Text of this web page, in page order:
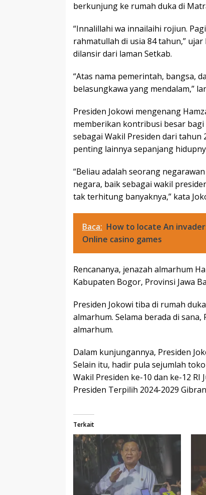
berkunjung ke rumah duka di
“Innalillahi wa innailaihi rojiun.
rahmatullah di usia 84 tahun,”
dilansir dari laman Setkab.
“Atas nama pemerintah, bangsa,
belasungkawa yang mendalam,”
Presiden Jokowi mengenang
memberikan kontribusi besar
sebagai Wakil Presiden dari
penting lainnya sepanjang
“Beliau adalah seorang
negara, baik sebagai wakil
tak terhitung banyaknya,” kata
Baca: How to locate An
Online casino games
Rencananya, jenazah almarhum
Kabupaten Bogor, Provinsi Jawa
Presiden Jokowi tiba di rumah
almarhum. Selama berada di
almarhum.
Dalam kunjungannya, Presiden
Selain itu, hadir pula sejumlah
Wakil Presiden ke-10 dan ke-12 RI
Presiden Terpilih 2024-2029
Terkait